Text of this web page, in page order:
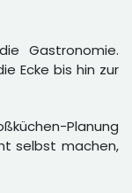
Gastronomie.
Ecke bis hin zur
Planung
selbst machen,